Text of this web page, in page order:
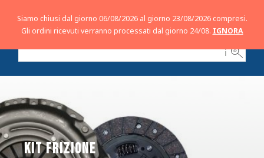
ℹ
KIT FRIZIONE
Siamo chiusi dal giorno 06/08/2026 al giorno 23/08/2026 compresi.
Gli ordini ricevuti verranno processati dal giorno 24/08. IGNORA